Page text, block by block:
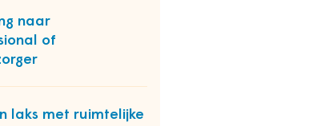
naar
of
laks met ruimtelijke